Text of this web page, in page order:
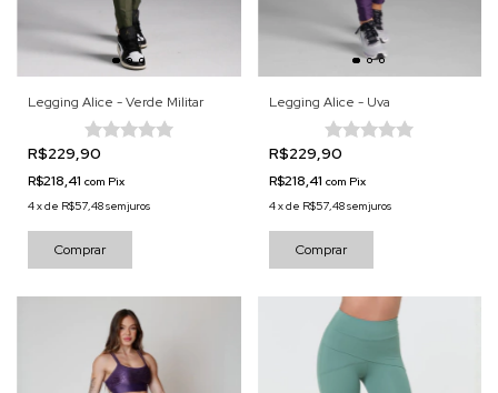
Legging Alice - Verde Militar
R$229,90
R$218,41 com Pix
4xde R$57,48sem juros
Comprar
Legging Alice - Uva
R$229,90
R$218,41 com Pix
4xde R$57,48sem juros
Comprar